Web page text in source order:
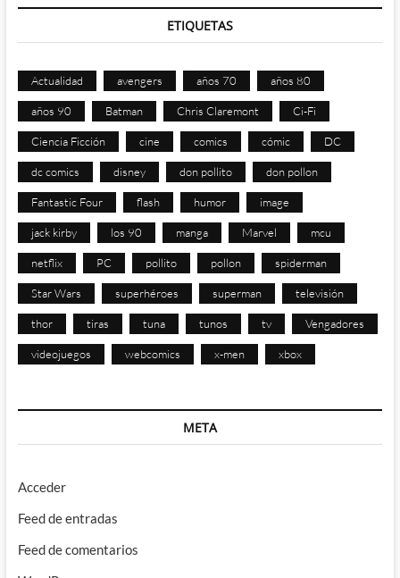
ETIQUETAS
Actualidad avengers años 70 años 80
años 90 Batman Chris Claremont Ci-Fi
Ciencia Ficción cine comics cómic DC
dc comics disney don pollito don pollon
Fantastic Four flash humor image
jack kirby los 90 manga Marvel mcu
netflix PC pollito pollon spiderman
Star Wars superhéroes superman televisión
thor tiras tuna tunos tv Vengadores
videojuegos webcomics x-men xbox
META
Acceder
Feed de entradas
Feed de comentarios